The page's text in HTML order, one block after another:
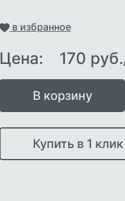
Добавить
в избранное
Цена: 170
В корзину
Купить в 1 клик